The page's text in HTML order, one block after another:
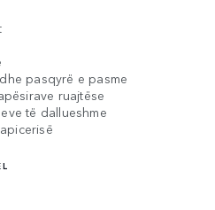
pasqyrë e pasme
ruajtëse
të dallueshme